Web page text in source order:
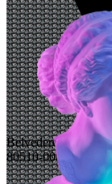
Belvedere, R.
80510-000, Brasil